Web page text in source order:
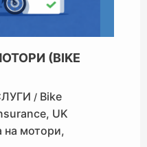
(BIKE
/ Bike
, UK
на мотори,